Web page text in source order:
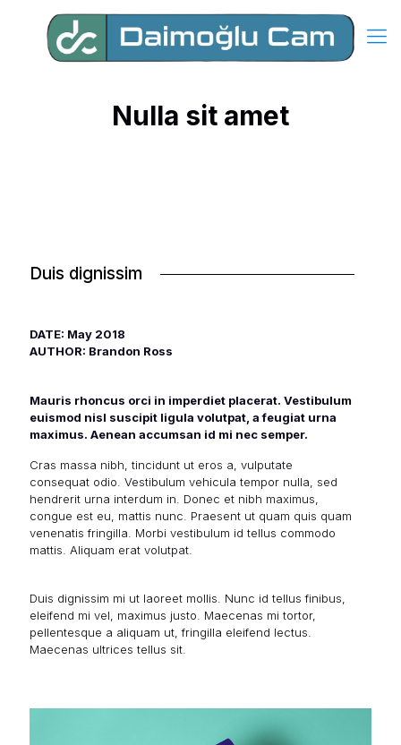
Nulla sit amet
Duis dignissim
DATE: May 2018
AUTHOR: Brandon Ross
Mauris rhoncus orci in imperdiet placerat. Vestibulum
euismod nisl suscipit ligula volutpat, a feugiat urna
maximus. Aenean accumsan id mi nec semper.
Cras massa nibh, tincidunt ut eros a, vulputate
consequat odio. Vestibulum vehicula tempor nulla, sed
hendrerit urna interdum in. Donec et nibh maximus,
congue est eu, mattis nunc. Praesent ut quam quis quam
venenatis fringilla. Morbi vestibulum id tellus commodo
mattis. Aliquam erat volutpat.
Duis dignissim mi ut laoreet mollis. Nunc id tellus finibus,
eleifend mi vel, maximus justo. Maecenas mi tortor,
pellentesque a aliquam ut, fringilla eleifend lectus.
Maecenas ultrices tellus sit.